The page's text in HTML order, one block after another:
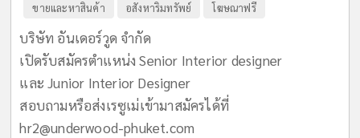
ขายและหาสินค้า อสังหาริมทรัพย์ โฆษณาฟรี
บริษัท อันเดอร์วูด จำกัด
เปิดรับสมัครตำแหน่ง Senior Interior designer
และ Junior Interior Designer
สอบถามหรือส่งเรซูเม่เข้ามาสมัครได้ที่
hr2@underwood-phuket.com